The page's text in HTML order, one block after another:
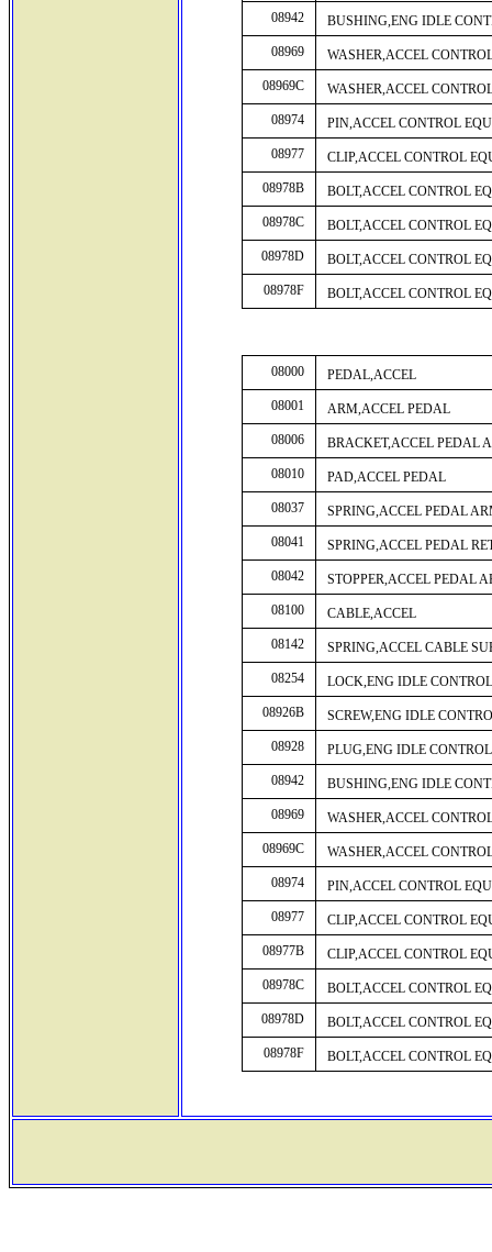
08942
BUSHING,ENG IDLE
08969
WASHER,ACCEL
08969C
WASHER,ACCEL
08974
PIN,ACCEL CONTROL
08977
CLIP,ACCEL CONTROL
08978B
BOLT,ACCEL CONTROL
08978C
BOLT,ACCEL CONTROL
08978D
BOLT,ACCEL CONTROL
08978F
BOLT,ACCEL CONTROL
08000
PEDAL,ACCEL
08001
ARM,ACCEL PEDAL
08006
BRACKET,ACCEL PEDAL
08010
PAD,ACCEL PEDAL
08037
SPRING,ACCEL PEDAL
08041
SPRING,ACCEL PEDAL
08042
STOPPER,ACCEL PEDAL
08100
CABLE,ACCEL
08142
SPRING,ACCEL CABLE
08254
LOCK,ENG IDLE
08926B
SCREW,ENG IDLE
08928
PLUG,ENG IDLE
08942
BUSHING,ENG IDLE
08969
WASHER,ACCEL
08969C
WASHER,ACCEL
08974
PIN,ACCEL CONTROL
08977
CLIP,ACCEL CONTROL
08977B
CLIP,ACCEL CONTROL
08978C
BOLT,ACCEL CONTROL
08978D
BOLT,ACCEL CONTROL
08978F
BOLT,ACCEL CONTROL